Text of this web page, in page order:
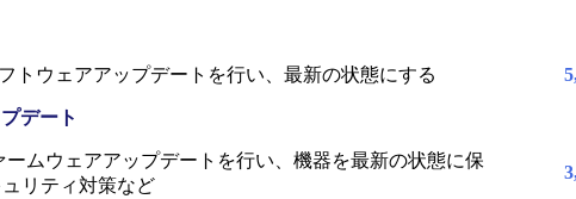
トウェアアップデートを行い、最新の状態にする
デート
ムウェアアップデートを行い、機器を最新の状態に保
リティ対策など